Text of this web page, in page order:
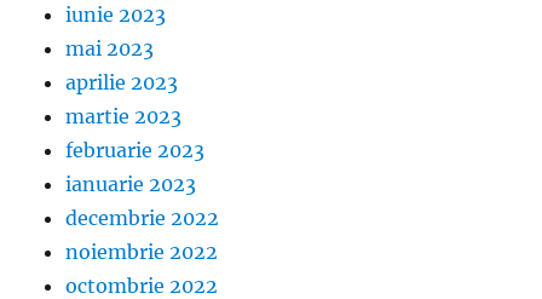
iunie 2023
mai 2023
aprilie 2023
martie 2023
februarie 2023
ianuarie 2023
decembrie 2022
noiembrie 2022
octombrie 2022